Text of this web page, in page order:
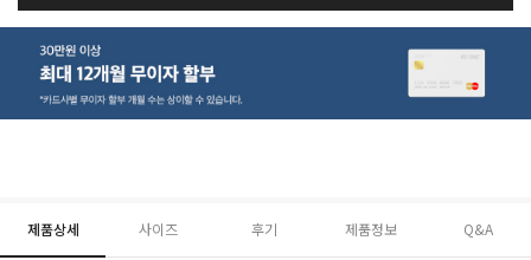
제품상세 사이즈 후기 제품정보 Q&A